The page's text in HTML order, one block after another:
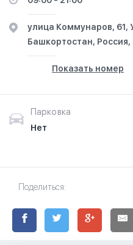
выборе халяльной
магазином. Выражайте
улица Коммунаров, 61,
Башкортостан,
Показать номер
Парковка
Нет
Поделиться: